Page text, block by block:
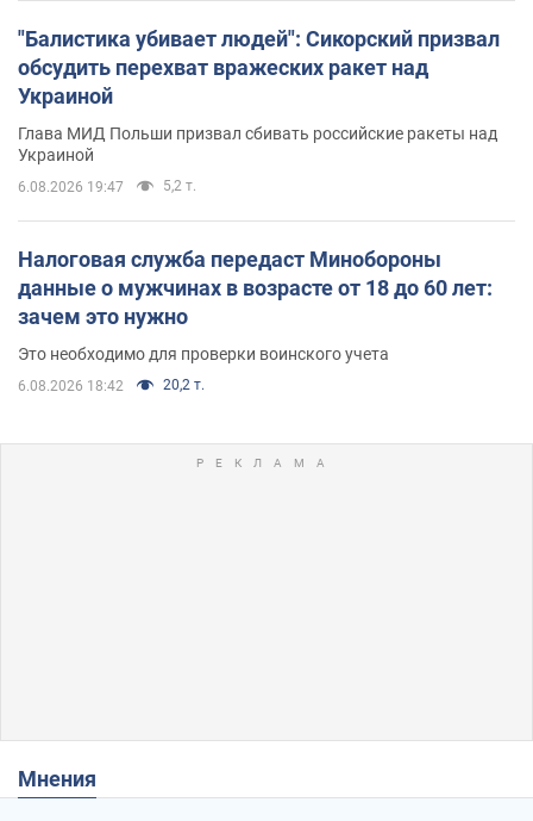
"Балистика убивает людей": Сикорский призвал
обсудить перехват вражеских ракет над
Украиной
Глава МИД Польши призвал сбивать российские ракеты над
Украиной
6.08.2026 19:47 5,2 т.
Налоговая служба передаст Минобороны
данные о мужчинах в возрасте от 18 до 60 лет:
зачем это нужно
Это необходимо для проверки воинского учета
6.08.2026 18:42 20,2 т.
Мнения